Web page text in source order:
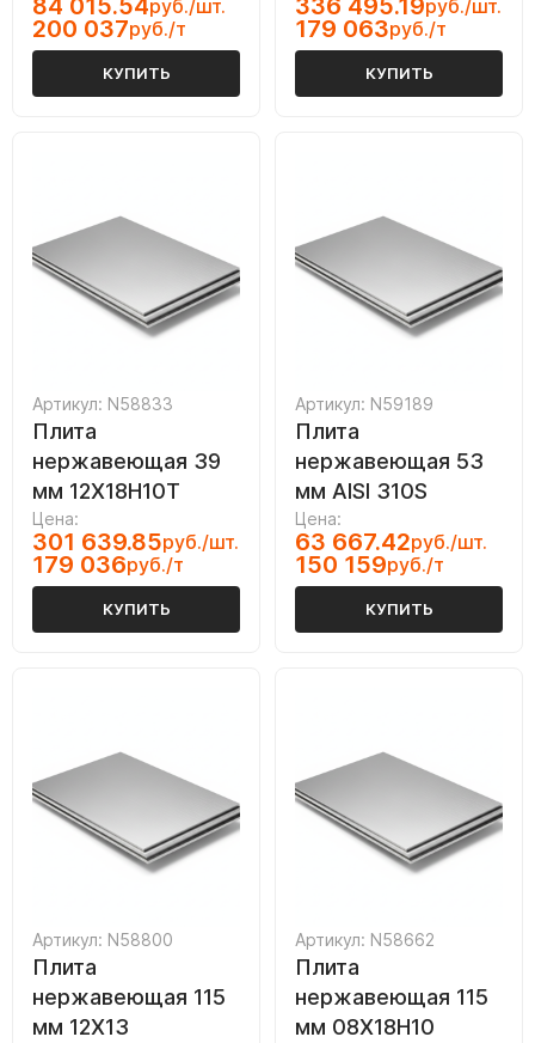
84 015.54руб./шт.
200 037руб./т
КУПИТЬ
336 495.19руб./шт.
179 063руб./т
КУПИТЬ
Артикул: N58833
Плита
нержавеющая 39
мм 12Х18Н10Т
Цена:
301 639.85руб./шт.
179 036руб./т
КУПИТЬ
Артикул: N59189
Плита
нержавеющая 53
мм AISI 310S
Цена:
63 667.42руб./шт.
150 159руб./т
КУПИТЬ
Артикул: N58800
Плита
нержавеющая 115
мм 12Х13
Артикул: N58662
Плита
нержавеющая 115
мм 08Х18Н10